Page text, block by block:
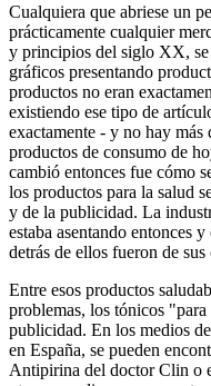
Cualquiera que abriese un
prácticamente cualquier
y principios del siglo XX, se
gráficos presentando
productos no eran
existiendo ese tipo de
exactamente - y no hay
productos de consumo de
cambió entonces fue cómo
los productos para la salud
y de la publicidad. La
estaba asentando entonces
detrás de ellos fueron de sus
Entre esos productos
problemas, los tónicos
publicidad. En los medios
en España, se pueden
Antipirina del doctor Clin o